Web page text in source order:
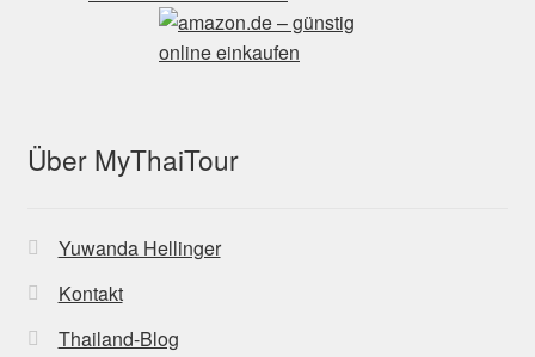
Über MyThaiTour
Yuwanda Hellinger
Kontakt
Thailand-Blog